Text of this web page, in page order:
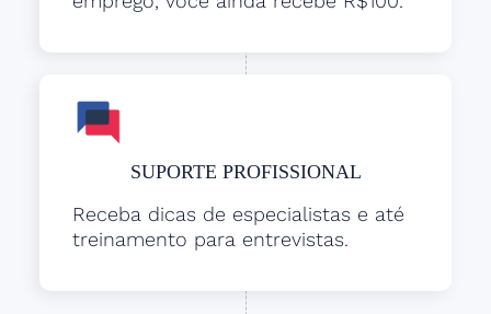
SUPORTE PROFISSIONAL
Receba dicas de especialistas e até
treinamento para entrevistas.